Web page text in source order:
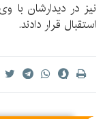
نیز در دیدارشان با
استقبال قرار دادند.